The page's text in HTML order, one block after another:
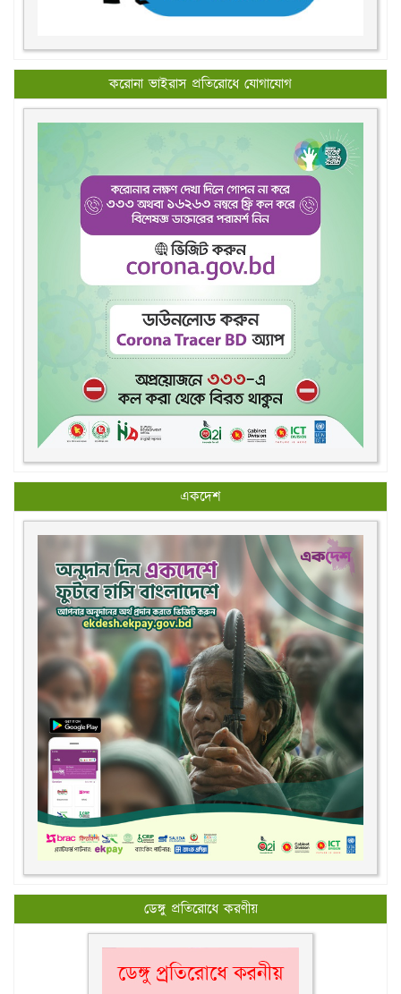
করোনা ভাইরাস প্রতিরোধে যোগাযোগ
একদেশ
ডেঙ্গু প্রতিরোধে করণীয়